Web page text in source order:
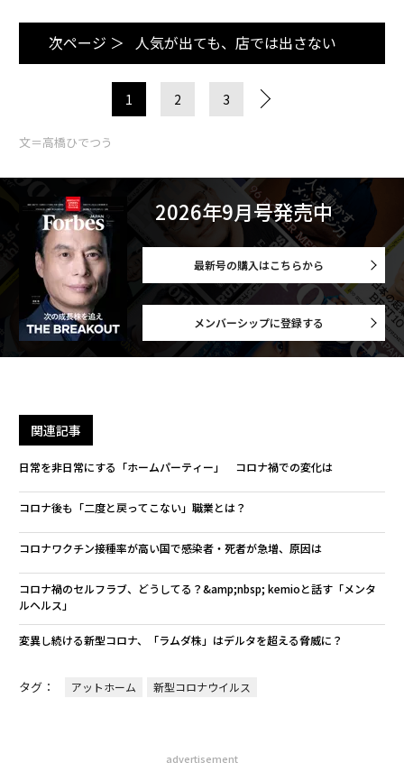
次ページ ＞ 人気が出ても、店では出さない
1 2 3
文＝高橋ひでつう
2026年9月号発売中
最新号の購入はこちらから
メンバーシップに登録する
関連記事
日常を非日常にする「ホームパーティー」 コロナ禍での変化は
コロナ後も「二度と戻ってこない」職業とは？
コロナワクチン接種率が高い国で感染者・死者が急増、原因は
コロナ禍のセルフラブ、どうしてる？&amp;nbsp; kemioと話す「メンタ
ルヘルス」
変異し続ける新型コロナ、「ラムダ株」はデルタを超える脅威に？
タグ： アットホーム 新型コロナウイルス
advertisement